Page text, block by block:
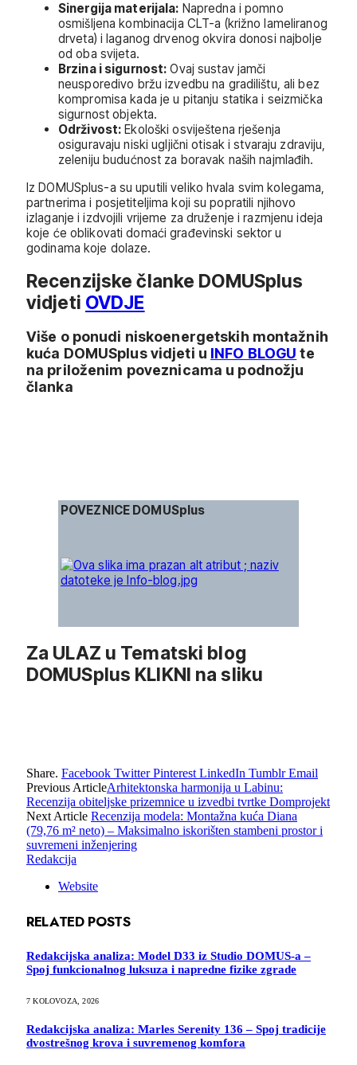
Sinergija materijala: Napredna i pomno
osmišljena kombinacija CLT-a (križno lameliranog
drveta) i laganog drvenog okvira donosi najbolje
od oba svijeta.
Brzina i sigurnost: Ovaj sustav jamči
neusporedivo bržu izvedbu na gradilištu, ali bez
kompromisa kada je u pitanju statika i seizmička
sigurnost objekta.
Održivost: Ekološki osviještena rješenja
osiguravaju niski ugljični otisak i stvaraju zdraviju,
zeleniju budućnost za boravak naših najmlađih.
Iz DOMUSplus-a su uputili veliko hvala svim kolegama,
partnerima i posjetiteljima koji su popratili njihovo
izlaganje i izdvojili vrijeme za druženje i razmjenu ideja
koje će oblikovati domaći građevinski sektor u
godinama koje dolaze.
Recenzijske članke DOMUSplus
vidjeti OVDJE
Više o ponudi niskoenergetskih montažnih
kuća DOMUSplus vidjeti u INFO BLOGU te
na priloženim poveznicama u podnožju
članka
POVEZNICE DOMUSplus
Za ULAZ u Tematski blog
DOMUSplus KLIKNI na sliku
Share. Facebook Twitter Pinterest LinkedIn Tumblr Email
Previous ArticleArhitektonska harmonija u Labinu:
Recenzija obiteljske prizemnice u izvedbi tvrtke Domprojekt
Next Article Recenzija modela: Montažna kuća Diana
(79,76 m² neto) – Maksimalno iskorišten stambeni prostor i
suvremeni inženjering
Redakcija
Website
RELATED POSTS
Redakcijska analiza: Model D33 iz Studio DOMUS-a –
Spoj funkcionalnog luksuza i napredne fizike zgrade
7 KOLOVOZA, 2026
Redakcijska analiza: Marles Serenity 136 – Spoj tradicije
dvostrešnog krova i suvremenog komfora